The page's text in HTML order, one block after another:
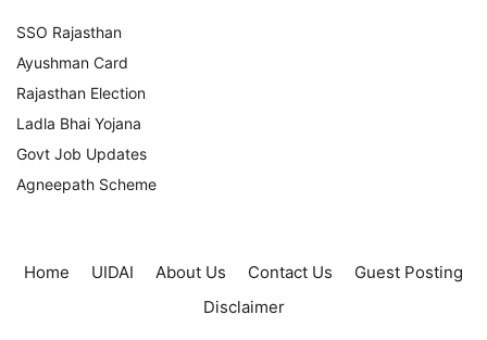
SSO Rajasthan
Ayushman Card
Rajasthan Election
Ladla Bhai Yojana
Govt Job Updates
Agneepath Scheme
Home UIDAI About Us Contact Us
Guest Posting
Disclaimer